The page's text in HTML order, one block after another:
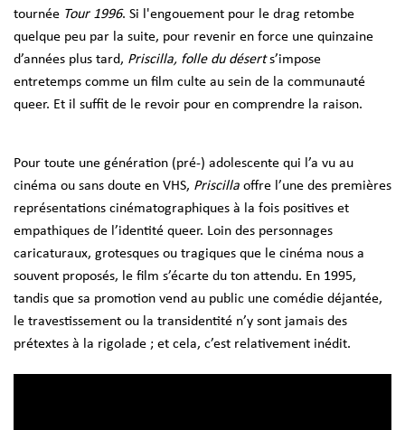
tournée Tour 1996. Si l'engouement pour le drag retombe
quelque peu par la suite, pour revenir en force une quinzaine
d’années plus tard, Priscilla, folle du désert s’impose
entretemps comme un film culte au sein de la communauté
queer. Et il suffit de le revoir pour en comprendre la raison.
Pour toute une génération (pré-) adolescente qui l’a vu au
cinéma ou sans doute en VHS, Priscilla offre l’une des premières
représentations cinématographiques à la fois positives et
empathiques de l ’identité queer. Loin des personnages
caricaturaux, grotesques ou tragiques que le cinéma nous a
souvent proposés, le film s’écarte du ton attendu. En 1995,
tandis que sa promotion vend au public une comédie déjantée,
le travestissement ou la transidentité n’y sont jamais des
prétextes à la rigolade ; et cela, c’est relativement inédit.